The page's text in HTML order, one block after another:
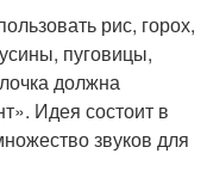
рис, горох,
пуговицы,
должна
Идея состоит в
звуков для